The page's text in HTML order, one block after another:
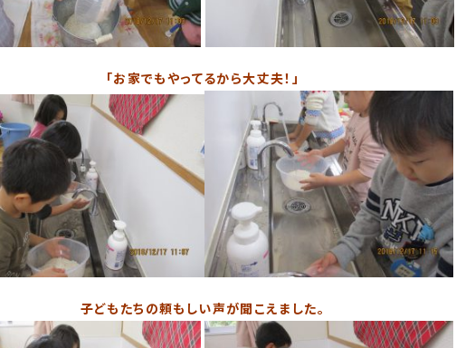
「お家でもやってるから大丈夫！」
子どもたちの頼もしい声が聞こえました。